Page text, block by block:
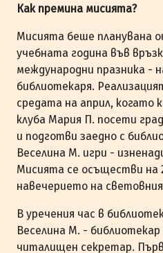
Как премина мисията?
Мисията беше планувана
учебната година във
международни празника -
библиотекаря.
средата на април, когато
клуба Мария П. посети
и подготви заедно с
Веселина М. игри -
Мисията се осъществи на
навечерието на
В уречения час в
Веселина М. - библиотекар
читалищен секретар.